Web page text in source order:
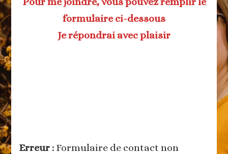
formulaire ci-dessous
Je répondrai avec plaisir
Erreur : Formulaire de contact non